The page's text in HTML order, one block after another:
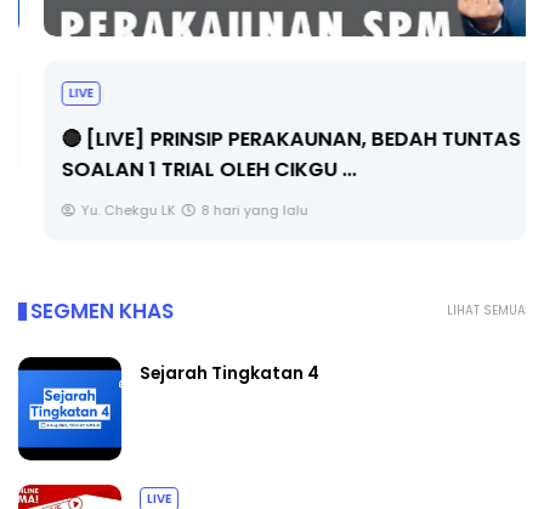
🔴 [LIVE] PRINSIP PERAKAUNAN, BEDAH TUNTAS
SOALAN 1 TRIAL OLEH CIKGU ...
Yu. Chekgu LK 8 hari yang lalu
LIHAT SEMUA
SEGMEN KHAS
Sejarah Tingkatan 4
LIVE